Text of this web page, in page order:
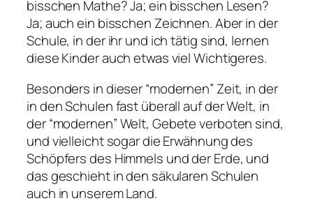
bisschen Mathe? Ja; ein bisschen Lesen?
Ja; auch ein bisschen Zeichnen. Aber in der
Schule, in der ihr und ich tätig sind, lernen
diese Kinder auch etwas viel Wichtigeres.
Besonders in dieser “modernen” Zeit, in der
in den Schulen fast überall auf der Welt, in
der “modernen” Welt, Gebete verboten sind,
und vielleicht sogar die Erwähnung des
Schöpfers des Himmels und der Erde, und
das geschieht in den säkularen Schulen
auch in unserem Land.